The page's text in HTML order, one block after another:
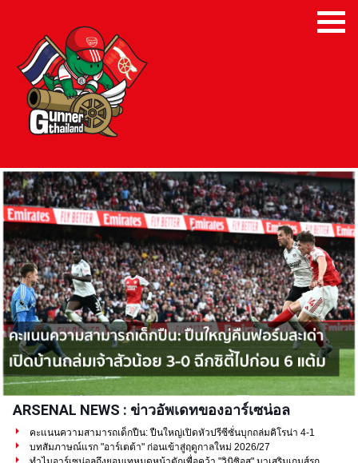
ARSENAL NEWS : ข่าวอัพเดทของอาร์เซน่อล
คะแนนความสามารถเด็กปืน: ปืนใหญ่เปิดหัวปรีซีซั่นบุกถล่มคิโรน่า 4-1
บทสัมภาษณ์แรก "อาร์เตต้า" ก่อนเข้าสู่ฤดูกาลใหม่ 2026/27